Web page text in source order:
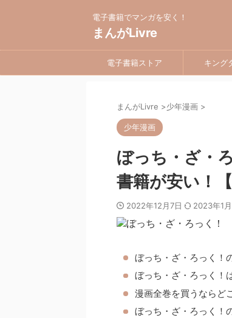
電子書籍でマンガを安く！
まんがLivre
電子書籍ストア キング
まんがLivre >少年漫画 >
少年漫画
ぼっち・ざ・
書籍が安い！
2022年12月7日 2023年1
ぼっち・ざ・ろっく！
ぼっち・ざ・ろっく！
漫画全巻を買うならど
ぼっち・ざ・ろっく！